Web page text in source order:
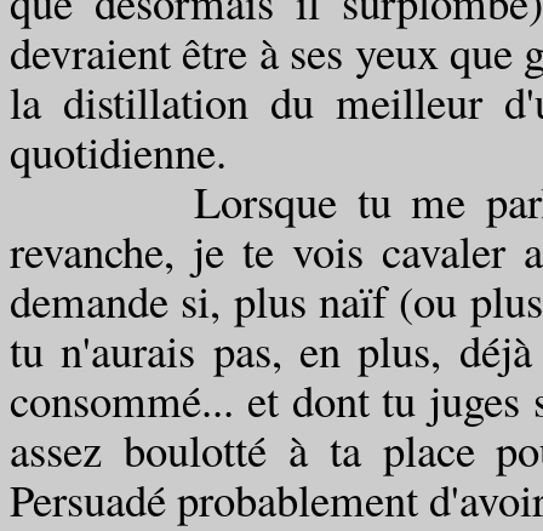
devraient être à ses yeux que
la distillation du meilleur
quotidienne.
Lorsque tu me parles
revanche, je te vois
demande si, plus naïf (ou
tu n'aurais pas, en plus,
consommé... et dont tu
assez boulotté à ta place
Persuadé probablement